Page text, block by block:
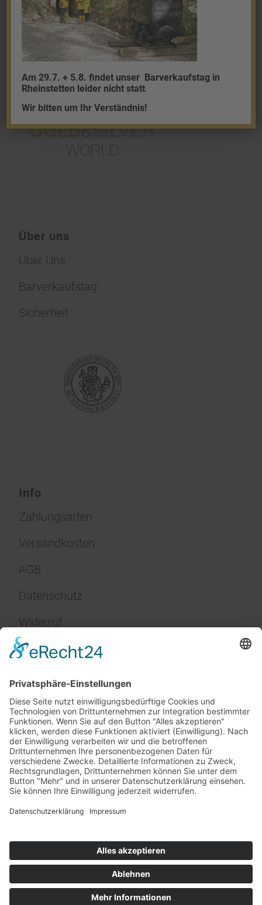
Palladium
Platin
Silber
Über uns
Über Uns
Barverkaufstag
Sicherheit
Info
Zahlungsarten
Versandkosten
AGB
Datenschutz
Widerruf
Impressum
Service
FAQ
Zahlungsarten
Am 29.7. + 5.8. findet unser Barverkaufstag in
Rheinstetten leider nicht statt.
Wir bitten um Ihr Verständnis!